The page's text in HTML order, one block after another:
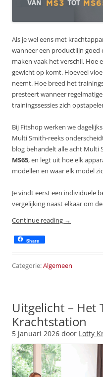
Als je wel eens met
wanneer een productlijn goed
maken vaak het verschil. Hoe
gewicht op komt. Hoeveel
neemt. Hoe breed het
presteert wanneer
trainingssessies zich
Bij Fitshop werken we
Multi Smith-reeks
blog behandelt alle acht Multi
MS65, en legt uit hoe elk
modellen en waar elk model
Je vindt eerst een individuele
vergelijking naast elkaar om
Continue reading →
Share
Categorie:Algemeen
Uitgelicht – Het
Krachtstation
5 januari 2026 door Lotty